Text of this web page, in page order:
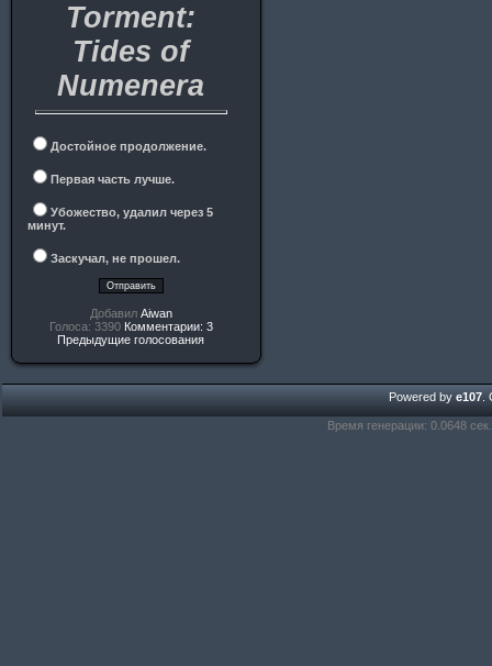
Torment:
Tides of
Numenera
Достойное продолжение.
Первая часть лучше.
Убожество, удалил через 5
минут.
Заскучал, не прошел.
Добавил Aiwan
Голоса: 3390 Комментарии: 3
Предыдущие голосования
Powered by e107
Время генерации: 0.0648